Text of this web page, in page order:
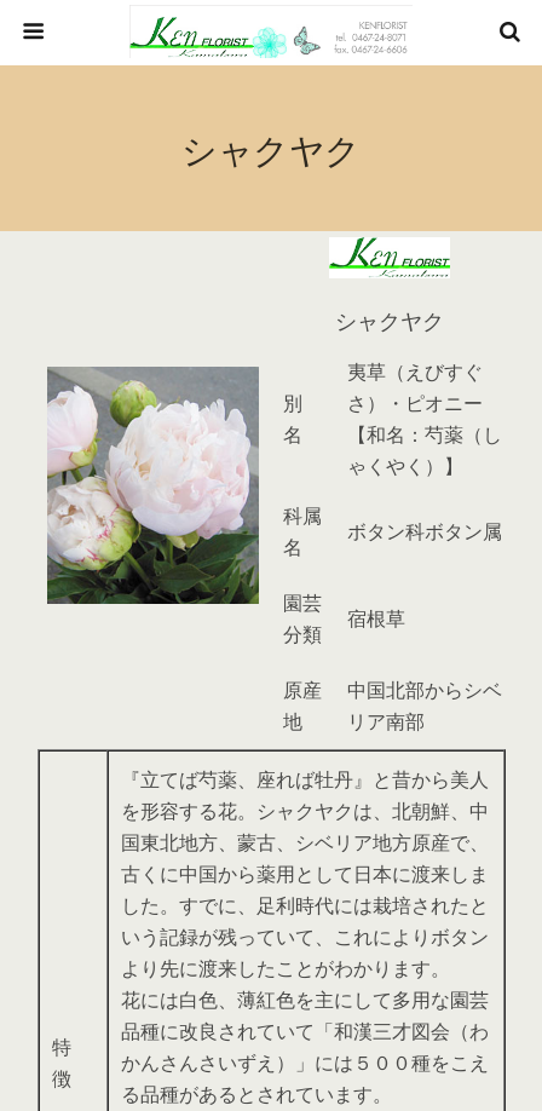
シャクヤク
シャクヤク
別
名
夷草（えびすぐ
さ）・ピオニー
【和名：芍薬（し
ゃくやく）】
科属
名
ボタン科ボタン属
園芸
分類
宿根草
原産
地
中国北部からシベ
リア南部
特
徴
『立てば芍薬、座れば牡丹』と昔から美人
を形容する花。シャクヤクは、北朝鮮、中
国東北地方、蒙古、シベリア地方原産で、
古くに中国から薬用として日本に渡来しま
した。すでに、足利時代には栽培されたと
いう記録が残っていて、これによりボタン
より先に渡来したことがわかります。
花には白色、薄紅色を主にして多用な園芸
品種に改良されていて「和漢三才図会（わ
かんさんさいずえ）」には５００種をこえ
る品種があるとされています。